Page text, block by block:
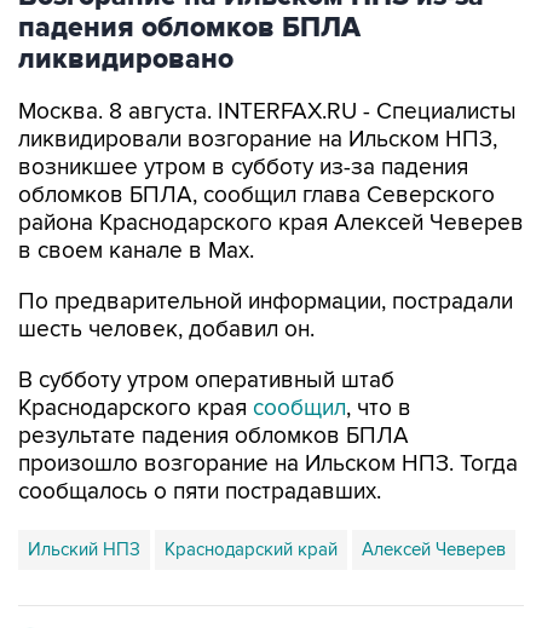
падения обломков БПЛА
ликвидировано
Москва. 8 августа. INTERFAX.RU - Специалисты
ликвидировали возгорание на Ильском НПЗ,
возникшее утром в субботу из-за падения
обломков БПЛА, сообщил глава Северского
района Краснодарского края Алексей Чеверев
в своем канале в Max.
По предварительной информации, пострадали
шесть человек, добавил он.
В субботу утром оперативный штаб
Краснодарского края сообщил, что в
результате падения обломков БПЛА
произошло возгорание на Ильском НПЗ. Тогда
сообщалось о пяти пострадавших.
Ильский НПЗ Краснодарский край Алексей Чеверев